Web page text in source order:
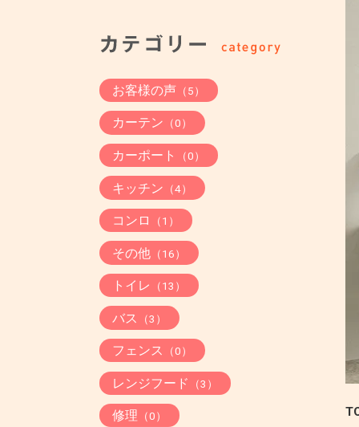
お客様の声（5）
カーテン （0）
カーポート （0）
キッチン （4）
コンロ （1）
その他（16）
トイレ （13）
バス （3）
フェンス （0）
レンジフード （3）
修理 （0）